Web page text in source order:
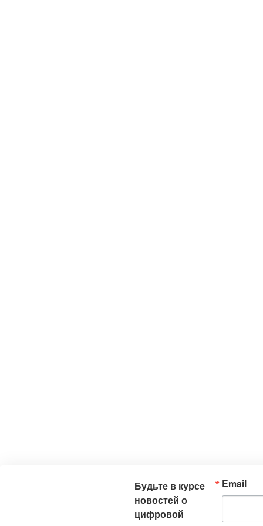
Будьте в курсе
новостей о
цифровой
Email